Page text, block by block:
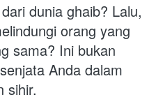
dunia ghaib? Lalu,
orang yang
sama? Ini bukan
Anda dalam
sihir.